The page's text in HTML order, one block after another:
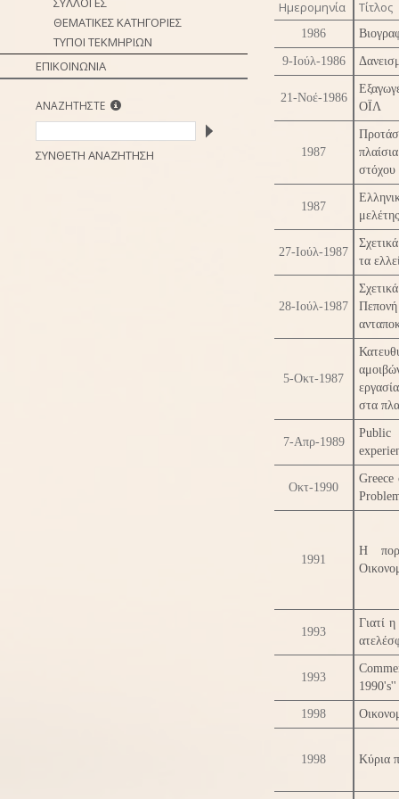
ΘΕΜΑΤΙΚΕΣ ΚΑΤΗΓΟΡΙΕΣ
ΤΥΠΟΙ ΤΕΚΜΗΡΙΩΝ
ΕΠΙΚΟΙΝΩΝΙΑ
ΑΝΑΖΗΤΗΣΤΕ
ΣΥΝΘΕΤΗ ΑΝΑΖΗΤΗΣΗ
Ημερομηνία Τίτλος
1986
9-Ιούλ-1986
21-Νοέ-1986
ΟΪΛ
1987
στόχου
1987
27-Ιούλ-1987
τα
28-Ιούλ-1987
5-Οκτ-1987
στα
7-Απρ-1989
Public
Οκτ-1990
1991
Η
1993
Γιατί
1993
1990's''
1998
1998 Κύρια